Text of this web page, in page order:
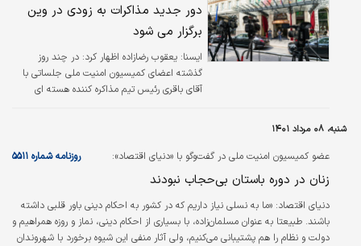
دور جدید مذاکرات به زودی در وین
برگزار می شود
ايسنا: یعقوب رضازاده اظهار کرد: در چند روز
گذشته اعضای کمیسیون امنیت ملی جلساتی با
آقای باقری رئیس تیم مذاکره کننده هسته ای
شنبه، ۰۸ مرداد ۱۴۰۱
عضو کمیسیون امنیت ملی در گفت‌وگو با «دنیای اقتصاد»: روزنامه شماره ۵۵۱۱
زنان در دوره باستان بی‌حجاب نبودند
دنياي اقتصاد: «ما به نسلی نیاز داریم که در کشور به احکام دینی باور قلبی داشته
باشند. طبیعتا به عنوان مسلمان‌زاده، با بسیاری از احکام دینی، ‌‌نماز و روزه همراهیم و
دولت و نظام را هم پشتیبانی می‌کنیم، ولی آثار منفی این شیوه برخورد با شهروندان